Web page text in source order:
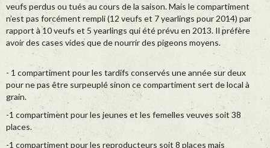
veufs perdus ou tués au cours de la saison. Mais le compartiment
n’est pas forcément rempli (12 veufs et 7 yearlings pour 2014) par
rapport à 10 veufs et 5 yearlings qui été prévu en 2013. Il préfère
avoir des cases vides que de nourrir des pigeons moyens.
- 1 compartiment pour les tardifs conservés une année sur deux
pour ne pas être surpeuplé sinon ce compartiment sert de local à
grain.
-1 compartiment pour les jeunes et les femelles veuves soit 38
places.
-1 compartiment pour les reproducteurs soit 8 places mais